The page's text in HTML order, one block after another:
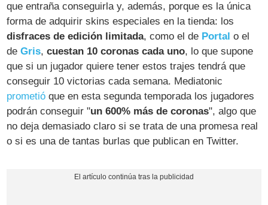
que entraña conseguirla y, además, porque es la única
forma de adquirir skins especiales en la tienda: los
disfraces de edición limitada, como el de Portal o el
deGris,cuestan 10 coronas cada uno, lo que supone
que si un jugador quiere tener estos trajes tendrá que
conseguir 10 victorias cada semana. Mediatonic
prometió que en esta segunda temporada los jugadores
podrán conseguir "un 600% más de coronas", algo que
no deja demasiado claro si se trata de una promesa real
o si es una de tantas burlas que publican en Twitter.